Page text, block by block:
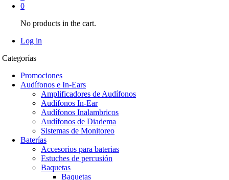
0
No products in the cart.
Log in
Categorías
Promociones
Audífonos e In-Ears
Amplificadores de Audífonos
Audifonos In-Ear
Audífonos Inalambricos
Audífonos de Diadema
Sistemas de Monitoreo
Baterías
Accesorios para baterias
Estuches de percusión
Baquetas
Baquetas